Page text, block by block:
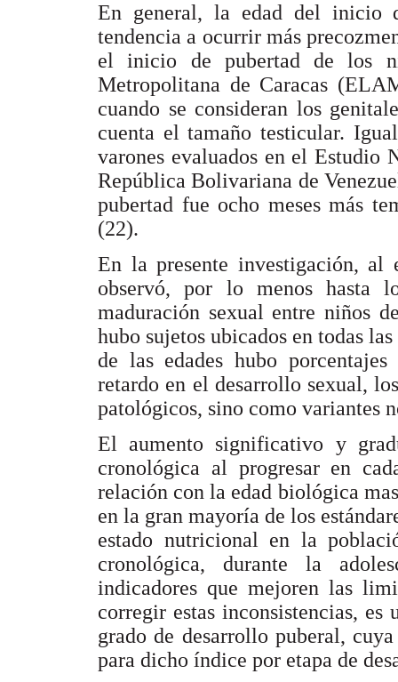
En general, la edad del inicio
tendencia a ocurrir más
el inicio de pubertad de los
Metropolitana de Caracas
cuando se consideran los
cuenta el tamaño testicular.
varones evaluados en el
República Bolivariana de
pubertad fue ocho meses más
(22).
En la presente investigación, al
observó, por lo menos hasta
maduración sexual entre niños
hubo sujetos ubicados en todas
de las edades hubo
retardo en el desarrollo sexual,
patológicos, sino como variantes
El aumento significativo y
cronológica al progresar en
relación con la edad biológica
en la gran mayoría de los
estado nutricional en la
cronológica, durante la
indicadores que mejoren las
corregir estas inconsistencias,
grado de desarrollo puberal,
para dicho índice por etapa de